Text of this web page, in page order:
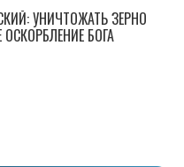
УНИЧТОЖАТЬ ЗЕРНО
БОГА